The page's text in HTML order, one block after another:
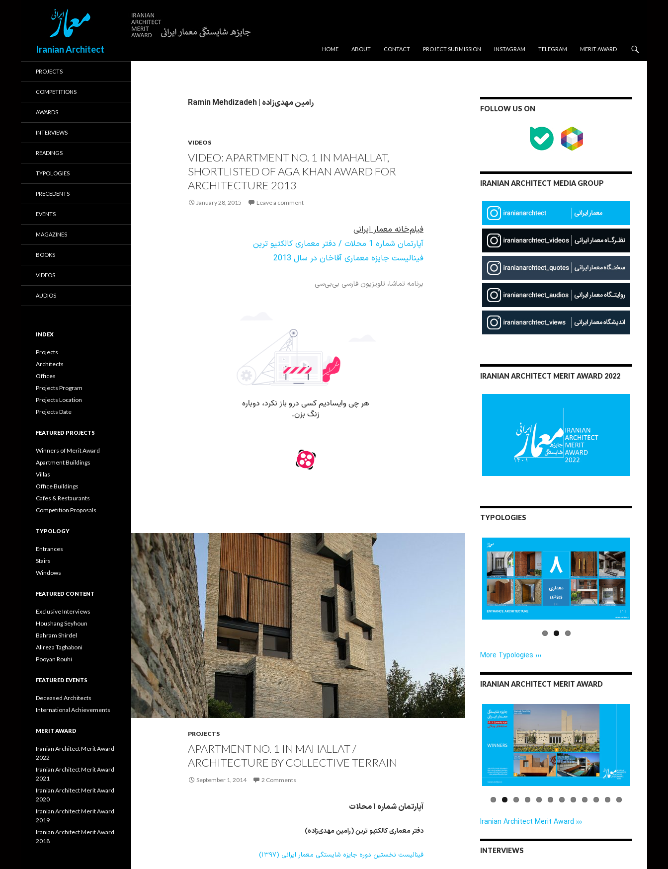
Iranian Architect
HOME
ABOUT CONTACT PROJECT SUBMISSION INSTAGRAM TELEGRAM MERIT AWARD
Ramin Mehdizadeh | رامین مهدی‌زاده
VIDEOS
VIDEO: APARTMENT NO. 1 IN MAHALLAT,
SHORTLISTED OF AGA KHAN AWARD FOR
ARCHITECTURE 2013
January 28, 2015 Leave a comment
فیلم‌خانه معمار ایرانی
آپارتمان شماره 1 محلات / دفتر معماری کالکتیو ترین
فینالیست جایزه معماری آقاخان در سال 2013
برنامه تماشا، تلویزیون فارسی بی‌بی‌سی
PROJECTS
APARTMENT NO. 1 IN MAHALLAT /
ARCHITECTURE BY COLLECTIVE TERRAIN
September 1, 2014 2 Comments
آپارتمان شماره ۱ محلات
دفتر معماری کالکتیو ترین (رامین مهدی‌زاده)
فینالیست نخستین دوره جایزه شایستگی معمار ایرانی (۱۳۹۷)
FOLLOW US ON
IRANIAN ARCHITECT MEDIA GROUP
IRANIAN ARCHITECT MERIT AWARD 2022
TYPOLOGIES
More Typologies ›››
IRANIAN ARCHITECT MERIT AWARD
Iranian Architect Merit Award ›››
INTERVIEWS
PROJECTS
COMPETITIONS
AWARDS
INTERVIEWS
READINGS
TYPOLOGIES
PRECEDENTS
EVENTS
MAGAZINES
BOOKS
VIDEOS
AUDIOS
INDEX
Projects
Architects
Offices
Projects Program
Projects Location
Projects Date
FEATURED PROJECTS
Winners of Merit Award
Apartment Buildings
Villas
Office Buildings
Cafes & Restaurants
Competition Proposals
TYPOLOGY
Entrances
Stairs
Windows
FEATURED CONTENT
Exclusive Interviews
Houshang Seyhoun
Bahram Shirdel
Alireza Taghaboni
Pooyan Rouhi
FEATURED EVENTS
Deceased Architects
International Achievements
MERIT AWARD
Iranian Architect Merit Award
2022
Iranian Architect Merit Award
2021
Iranian Architect Merit Award
2020
Iranian Architect Merit Award
2019
Iranian Architect Merit Award
2018